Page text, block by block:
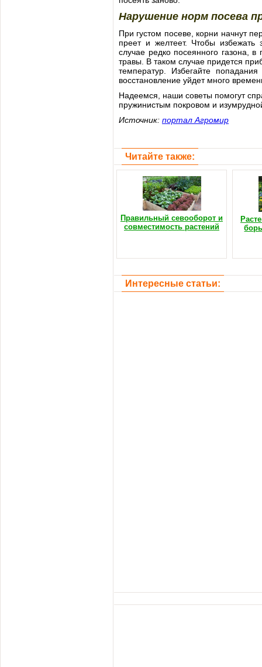
Нарушение норм посева
При густом посеве, корни начнут
преет и желтеет. Чтобы избежать
случае редко посеянного газона,
травы. В таком случае придется
температур. Избегайте
восстановление уйдет много
Надеемся, наши советы помогут
пружинистым покровом и
Источник: портал Агромир
Читайте также:
Правильный севооборот и
совместимость растений
Интересные статьи: